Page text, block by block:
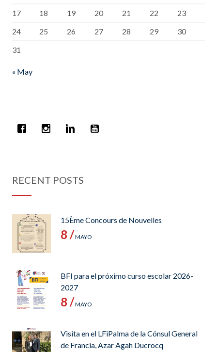
17 18 19 20 21 22
23
24
25 26 27 28 29
30
31
« May
RECENT POSTS
15Ème Concours de Nouvelles
8 /MAYO
BFI para el próximo curso escolar 2026-
2027
8 /MAYO
Visita en el LFiPalma de la Cónsul General
de Francia, Azar Agah Ducrocq